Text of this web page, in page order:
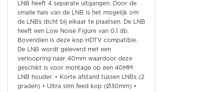
LNB heeft 4 separate uitgangen. Door de
smalle hals van de LNB is het mogelijk om
de LNBs dicht bij elkaar te plaatsen. De LNB
heeft een Low Noise Figure van 0.1 db.
Bovendien is deze kop HDTV compatible.
De LNB wordt geleverd met een
verloopring naar 40mm waardoor deze
geschikt is voor montage op een 40MM
LNB houder. • Korte afstand tussen LNBs (2
graden) • Ultra slim feed kop (Ø30mm) •